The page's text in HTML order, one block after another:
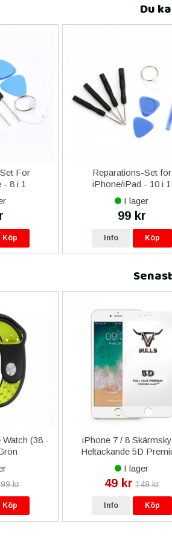
Du
För
- 8 i 1
Köp
Reparations-Set för
iPhone/iPad - 10 i 1
I lager
99 kr
Info Köp
Watch (38 -
kr
Köp
iPhone 7 / 8
Heltäckande 5D
Bulls - Vit
I lager
49 kr 149 kr
Info Köp